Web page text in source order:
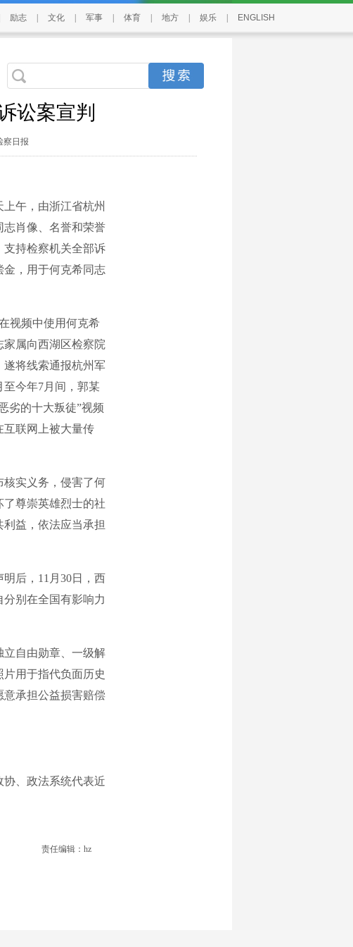
励志 文化 军事 体育 地方 娱乐 ENGLISH
讼案宣判
察日报
午，由浙江省杭州
志肖像、名誉和荣誉
支持检察机关全部诉
金，用于何克希同志
视频中使用何克希
属向西湖区检察院
将线索通报杭州军
至今年7月间，郭某
劣的十大叛徒”视频
互联网上被大量传
实义务，侵害了何
尊崇英雄烈士的社
益，依法应当承担
后，11月30日，西
别在全国有影响力
自由勋章、一级解
用于指代负面历史
意承担公益损害赔偿
、政法系统代表近
责任编辑：hz